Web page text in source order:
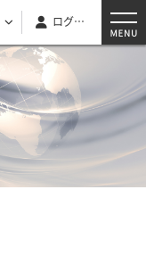
ログイン